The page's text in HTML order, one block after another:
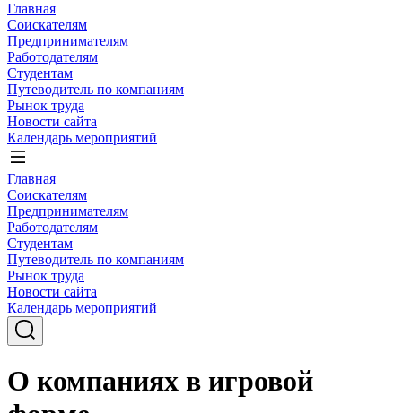
Главная
Соискателям
Предпринимателям
Работодателям
Студентам
Путеводитель по компаниям
Рынок труда
Новости сайта
Календарь мероприятий
Главная
Соискателям
Предпринимателям
Работодателям
Студентам
Путеводитель по компаниям
Рынок труда
Новости сайта
Календарь мероприятий
О компаниях в игровой